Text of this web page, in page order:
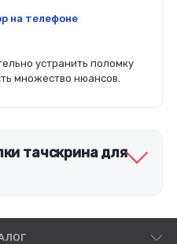
на телефоне
устранить поломку
множество нюансов.
тачскрина для